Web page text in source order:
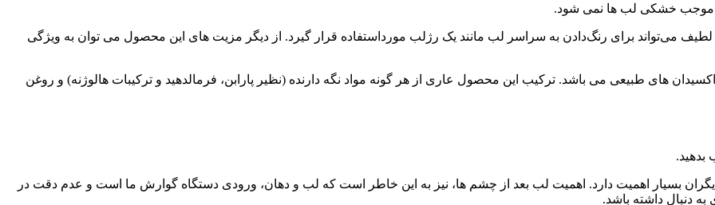
و موجب خشکی لب ها نمی شود.
می‌تواند برای رنگ‌دادن به سراسر لب مانند یک رژلب مورداستفاده قرار گیرد. از دیگر مزیت های این محصول می توان به ویژگی
های طبیعی می باشد. ترکیب این محصول عاری از هر گونه مواد نگه دارنده (نظیر پارابن، فرمالدهید و ترکیبات هالوژنه) و روغن
بدهید.
بسیار اهمیت دارد. اهمیت لب بعد از چشم ها، نیز به این خاطر است که لب و دهان، ورودی دستگاه گوارش ما است و عدم دقت در
دنبال داشته باشد.